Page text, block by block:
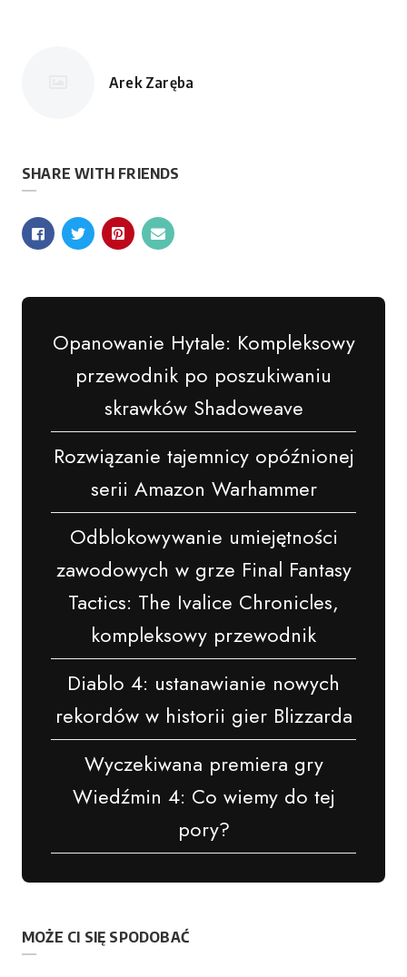
Opublikowane
Arek Zaręba
SHARE WITH FRIENDS
Opanowanie Hytale: Kompleksowy
przewodnik po poszukiwaniu
skrawków Shadoweave
Rozwiązanie tajemnicy opóźnionej
serii Amazon Warhammer
Odblokowywanie umiejętności
zawodowych w grze Final Fantasy
Tactics: The Ivalice Chronicles,
kompleksowy przewodnik
Diablo 4: ustanawianie nowych
rekordów w historii gier Blizzarda
Wyczekiwana premiera gry
Wiedźmin 4: Co wiemy do tej
pory?
MOŻE CI SIĘ SPODOBAĆ